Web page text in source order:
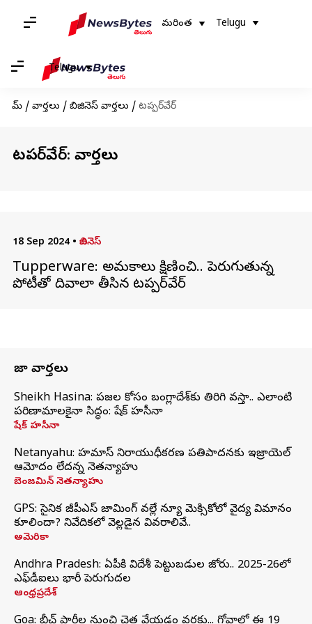
మరింత Telugu
Telugu
హోమ్ / వార్తలు / బిజినెస్ వార్తలు / టప్పర్‌వేర్
టప్పర్‌వేర్: వార్తలు
18 Sep 2024 • బిజినెస్
Tupperware: అమ్మకాలు క్షిణించి.. పెరుగుతున్న
పోటీతో దివాలా తీసిన టప్పర్‌వేర్
తాజా వార్తలు
Sheikh Hasina: ప్రజల కోసం బంగ్లాదేశ్‌కు తిరిగి వస్తా.. ఎలాంటి
పరిణామాలకైనా సిద్ధం: షేక్ హసీనా
షేక్ హసీనా
Netanyahu: హమాస్ నిరాయుధీకరణ ప్రతిపాదనకు ఇజ్రాయెల్
ఆమోదం లేదన్న నెతన్యాహు
బెంజమిన్ నెతన్యాహు
GPS: సైనిక జీపీఎస్ జామింగ్ వల్లే న్యూ మెక్సికోలో వైద్య విమానం
కూలిందా? నివేదికలో వెల్లడైన వివరాలివే..
అమెరికా
Andhra Pradesh: ఏపీకి విదేశీ పెట్టుబడుల జోరు.. 2025-26లో
ఎఫ్‌డీఐలు భారీ పెరుగుదల
ఆంధ్రప్రదేశ్